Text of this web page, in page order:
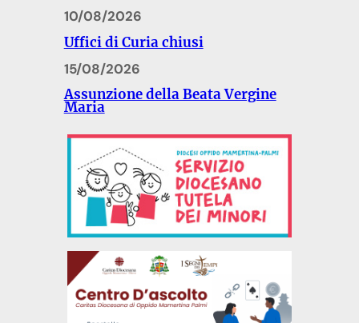
10/08/2026
Uffici di Curia chiusi
15/08/2026
Assunzione della Beata Vergine
Maria